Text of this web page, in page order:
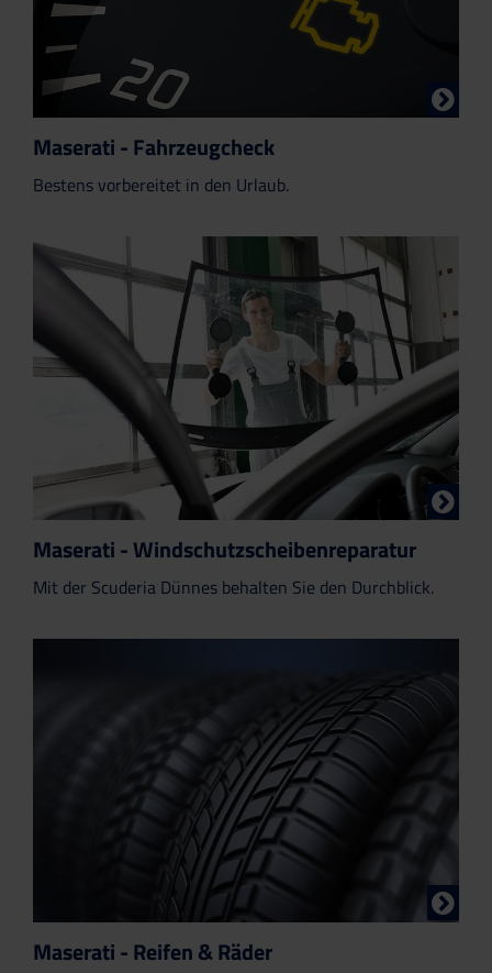
Maserati - Fahrzeugcheck
Bestens vorbereitet in den Urlaub.
Maserati - Windschutzscheibenreparatur
Mit der Scuderia Dünnes behalten Sie den Durchblick.
Maserati - Reifen & Räder